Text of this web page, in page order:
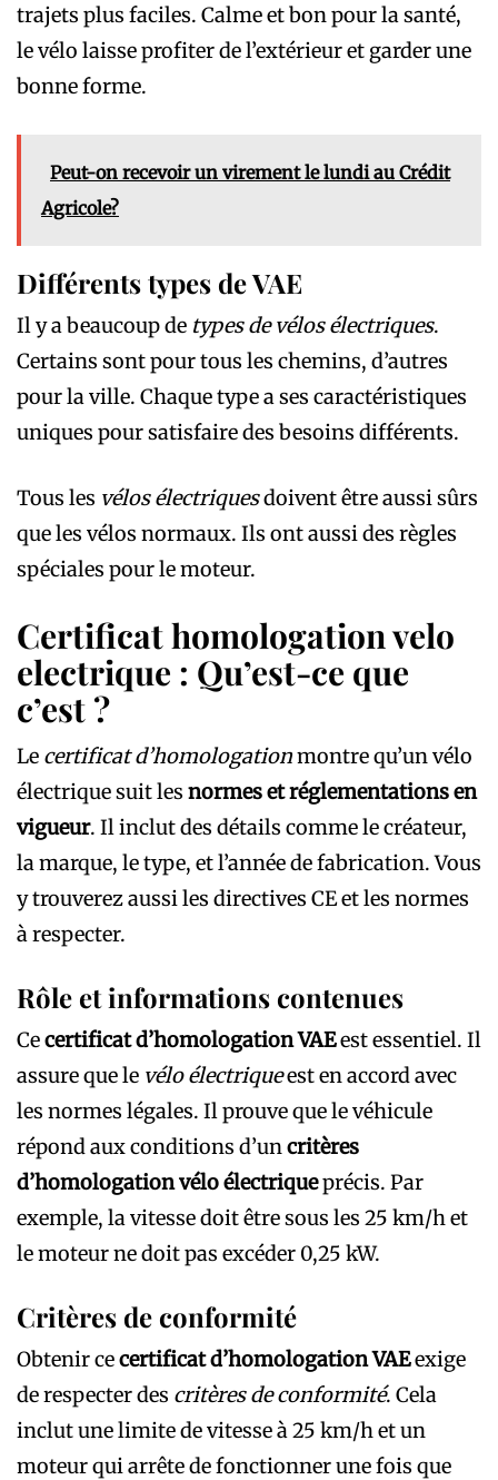
trajets plus faciles. Calme et bon pour la santé,
le vélo laisse profiter de l’extérieur et garder une
bonne forme.
Peut-on recevoir un virement le lundi au Crédit
Agricole?
Différents types de VAE
Il y a beaucoup de types de vélos électriques.
Certains sont pour tous les chemins, d’autres
pour la ville. Chaque type a ses caractéristiques
uniques pour satisfaire des besoins différents.
Tous les vélos électriquesdoivent être aussi sûrs
que les vélos normaux. Ils ont aussi des règles
spéciales pour le moteur.
Certificat homologation velo
electrique : Qu’est-ce que
c’est ?
Le certificat d’homologationmontre qu’un vélo
électrique suit les normes et réglementations en
vigueur. Il inclut des détails comme le créateur,
la marque, le type, et l’année de fabrication. Vous
y trouverez aussi les directives CE et les normes
à respecter.
Rôle et informations contenues
Cecertificat d’homologation VAEest essentiel. Il
assure que le vélo électriqueest en accord avec
les normes légales. Il prouve que le véhicule
répond aux conditions d’uncritères
d’homologation vélo électriqueprécis. Par
exemple, la vitesse doit être sous les 25 km/h et
le moteur ne doit pas excéder 0,25 kW.
Critères de conformité
Obtenir cecertificat d’homologation VAEexige
de respecter des critères de conformité. Cela
inclut une limite de vitesse à 25 km/h et un
moteur qui arrête de fonctionner une fois que